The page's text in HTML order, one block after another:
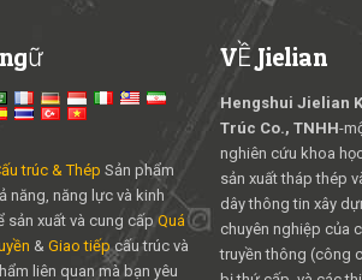
trúc & Thép Sản phẩm
năng, năng lực và kinh
sản xuất và cung cấpQuá
& Giao tiếpcấu trúc và
liên quan mà bạn yêu
VỀ Jielian
Hengshui Jielian
Trúc Co., TNHH-
nghiên cứu khoa
sản xuất tháp thép
dây thông tin xây
chuyên nghiệp của
truyền thông (công